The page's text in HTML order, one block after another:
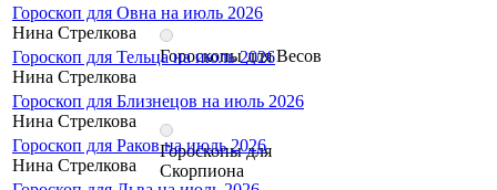
Гороскопы для Весов
Гороскопы для
Скорпиона
Гороскоп для Овна на июль 2026
Нина Стрелкова
Гороскоп для Тельца на июль 2026
Нина Стрелкова
Гороскоп для Близнецов на июль 2026
Нина Стрелкова
Гороскоп для Раков на июль 2026
Нина Стрелкова